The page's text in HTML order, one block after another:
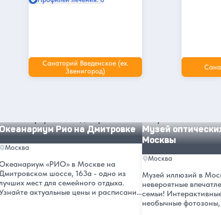
Санаторий Введенское (ex.
Звенигород)
Рио на Дмитровке
Москва
«РИО» в Москве на
шоссе, 163а - одно из
мест для семейного отдыха.
актуальные цены и расписание
Музей
Москвы
Москва
Музей иллюзий в
невероятные
семьи!
необычные фотозоны,